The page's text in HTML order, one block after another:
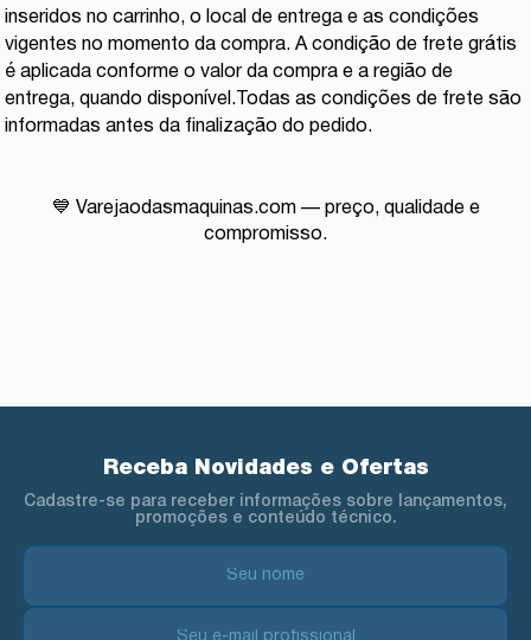
inseridos no carrinho, o local de entrega e as condições
vigentes no momento da compra. A condição de frete grátis
é aplicada conforme o valor da compra e a região de
entrega, quando disponível.Todas as condições de frete são
informadas antes da finalização do pedido.
💙 Varejaodasmaquinas.com — preço, qualidade e
compromisso.
Receba Novidades e Ofertas
Cadastre-se para receber informações sobre lançamentos,
promoções e conteúdo técnico.